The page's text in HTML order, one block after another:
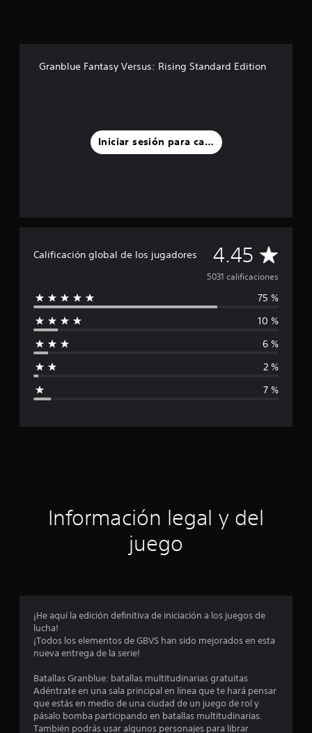
Granblue Fantasy Versus: Rising Standard Edition
Iniciar sesión para calificar
Calificación global de los jugadores 4.45 C
a
a
ó
o
m
d
i
5031 calificaciones
75 %
10 %
6 %
2 %
7 %
Información legal y del
juego
¡He aquí la edición definitiva de iniciación a los juegos de
lucha!
¡Todos los elementos de GBVS han sido mejorados en esta
nueva entrega de la serie!
Batallas Granblue: batallas multitudinarias gratuitas
Adéntrate en una sala principal en línea que te hará pensar
que estás en medio de una ciudad de un juego de rol y
pásalo bomba participando en batallas multitudinarias.
También podrás usar algunos personajes para librar